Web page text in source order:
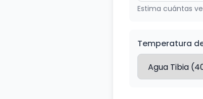
Estima cuántas
Temperatura